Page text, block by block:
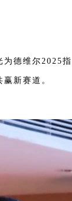
德维尔2025
新赛道。